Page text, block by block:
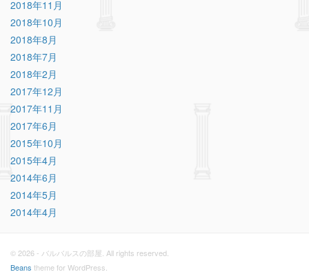
2018年11月
2018年10月
2018年8月
2018年7月
2018年2月
2017年12月
2017年11月
2017年6月
2015年10月
2015年4月
2014年6月
2014年5月
2014年4月
© 2026 - バルバルスの部屋. All rights reserved.
Beans theme for WordPress.